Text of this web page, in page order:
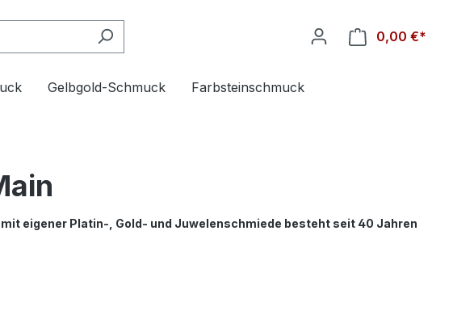
0,00 €*
Gelbgold-Schmuck Farbsteinschmuck
eigener Platin-, Gold- und Juwelenschmiede besteht seit 40 Jahren